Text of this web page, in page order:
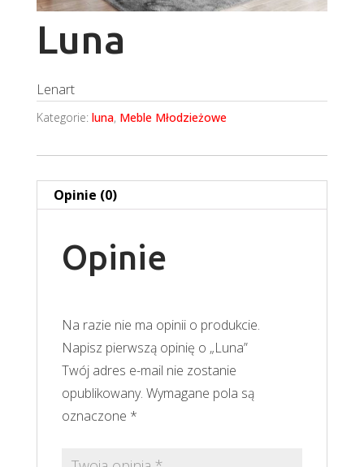
Luna
Lenart
Kategorie: luna, Meble Młodzieżowe
Opinie (0)
Opinie
Na razie nie ma opinii o produkcie.
Napisz pierwszą opinię o „Luna”
Twój adres e-mail nie zostanie
opublikowany. Wymagane pola są
oznaczone *